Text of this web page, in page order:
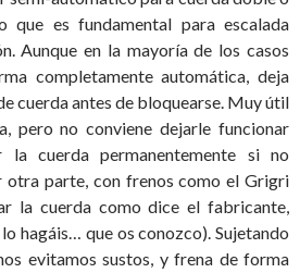
que es fundamental para escalada
Aunque en la mayoría de los casos
completamente automática, deja
cuerda antes de bloquearse. Muy útil
pero no conviene dejarle funcionar
cuerda permanentemente si no
otra parte, con frenos como el Grigri
la cuerda como dice el fabricante,
hagáis… que os conozco). Sujetando
evitamos sustos, y frena de forma